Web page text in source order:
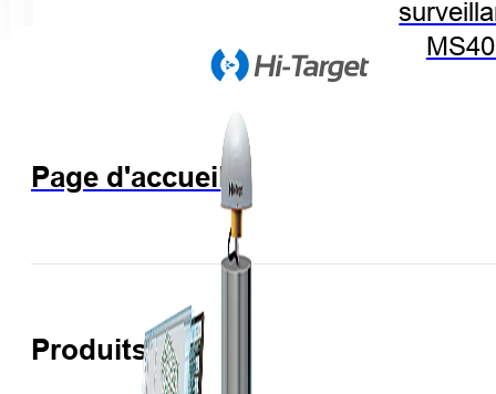
Page d'accueil
Produits